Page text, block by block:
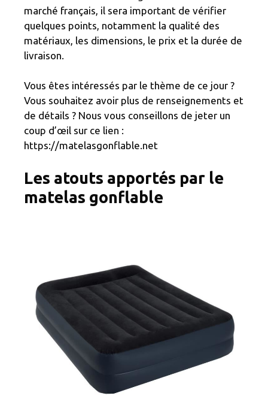
marché français, il sera important de vérifier
quelques points, notamment la qualité des
matériaux, les dimensions, le prix et la durée de
livraison.
Vous êtes intéressés par le thème de ce jour ?
Vous souhaitez avoir plus de renseignements et
de détails ? Nous vous conseillons de jeter un
coup d’œil sur ce lien :
https://matelasgonflable.net
Les atouts apportés par le
matelas gonflable